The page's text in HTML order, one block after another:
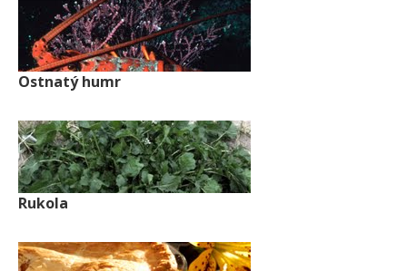
Ostnatý humr
Rukola